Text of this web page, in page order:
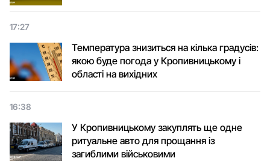
17:27
Температура знизиться на кілька градусів:
якою буде погода у Кропивницькому і
області на вихідних
16:38
У Кропивницькому закуплять ще одне
ритуальне авто для прощання із
загиблими військовими